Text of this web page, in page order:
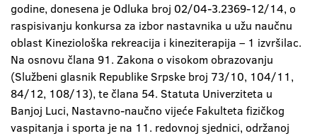
godine, donesena je Odluka broj 02/04-3.2369-12/14, o
raspisivanju konkursa za izbor nastavnika u užu naučnu
oblast Kineziološka rekreacija i kineziterapija – 1 izvršilac.
Na osnovu člana 91. Zakona o visokom obrazovanju
(Službeni glasnik Republike Srpske broj 73/10, 104/11,
84/12, 108/13), te člana 54. Statuta Univerziteta u
Banjoj Luci, Nastavno-naučno vijeće Fakulteta fizičkog
vaspitanja i sporta je na 11. redovnoj sjednici, održanoj